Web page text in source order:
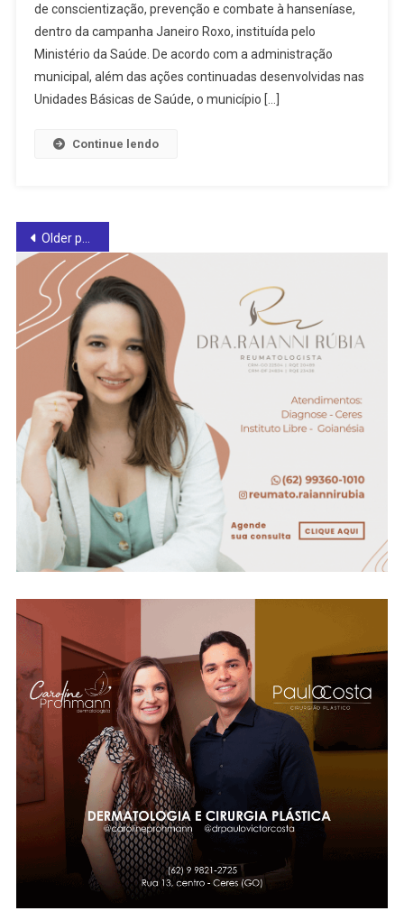
Reforça
Ações
Do
Janeiro
Roxo
de conscientização, prevenção e combate à hanseníase,
dentro da campanha Janeiro Roxo, instituída pelo
Ministério da Saúde. De acordo com a administração
municipal, além das ações continuadas desenvolvidas nas
Unidades Básicas de Saúde, o município […]
Continue lendo
Posts
navigation
Older posts